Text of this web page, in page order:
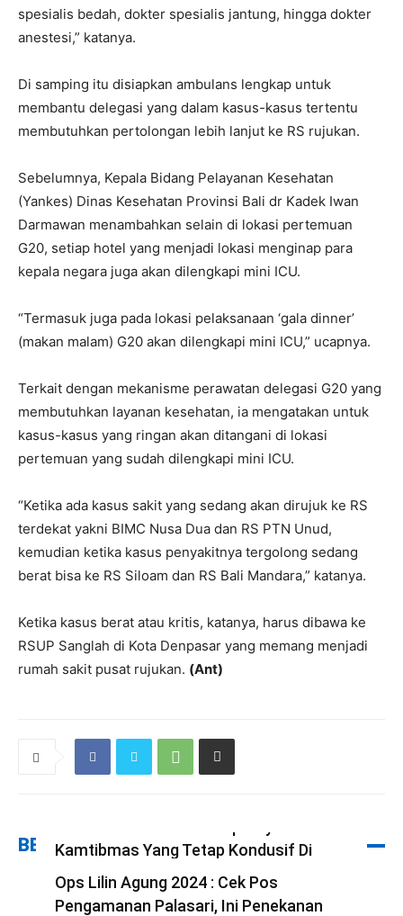
spesialis bedah, dokter spesialis jantung, hingga dokter
anestesi,” katanya.
Di samping itu disiapkan ambulans lengkap untuk
membantu delegasi yang dalam kasus-kasus tertentu
membutuhkan pertolongan lebih lanjut ke RS rujukan.
Sebelumnya, Kepala Bidang Pelayanan Kesehatan
(Yankes) Dinas Kesehatan Provinsi Bali dr Kadek Iwan
Darmawan menambahkan selain di lokasi pertemuan
G20, setiap hotel yang menjadi lokasi menginap para
kepala negara juga akan dilengkapi mini ICU.
“Termasuk juga pada lokasi pelaksanaan ‘gala dinner’
(makan malam) G20 akan dilengkapi mini ICU,” ucapnya.
Terkait dengan mekanisme perawatan delegasi G20 yang
membutuhkan layanan kesehatan, ia mengatakan untuk
kasus-kasus yang ringan akan ditangani di lokasi
pertemuan yang sudah dilengkapi mini ICU.
“Ketika ada kasus sakit yang sedang akan dirujuk ke RS
terdekat yakni BIMC Nusa Dua dan RS PTN Unud,
kemudian ketika kasus penyakitnya tergolong sedang
berat bisa ke RS Siloam dan RS Bali Mandara,” katanya.
Ketika kasus berat atau kritis, katanya, harus dibawa ke
RSUP Sanglah di Kota Denpasar yang memang menjadi
rumah sakit pusat rujukan. (Ant)
BERITA TERBARU
Kamtibmas Yang Tetap Kondusif Di
Wilkum Gerokgak
redaksi - 3 Januari 2025
Ops Lilin Agung 2024 : Cek Pos
Pengamanan Palasari, Ini Penekanan